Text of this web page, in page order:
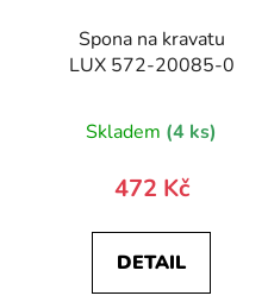
Spona na kravatu
LUX 572-20085-0
Skladem (4 ks)
472 Kč
DETAIL